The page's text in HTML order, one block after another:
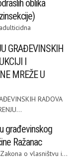
oblika
GRAĐEVINSKIH
I
MREŽE U
RADOVA
građevinskog
Ražanac
o vlasništvu i...